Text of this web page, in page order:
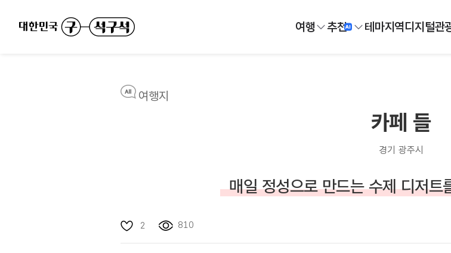
여행 추천 테마지역디지털관
여행지
카페 들
경기 광주시
매일 정성으로 만드는 수제 디저트
2 810